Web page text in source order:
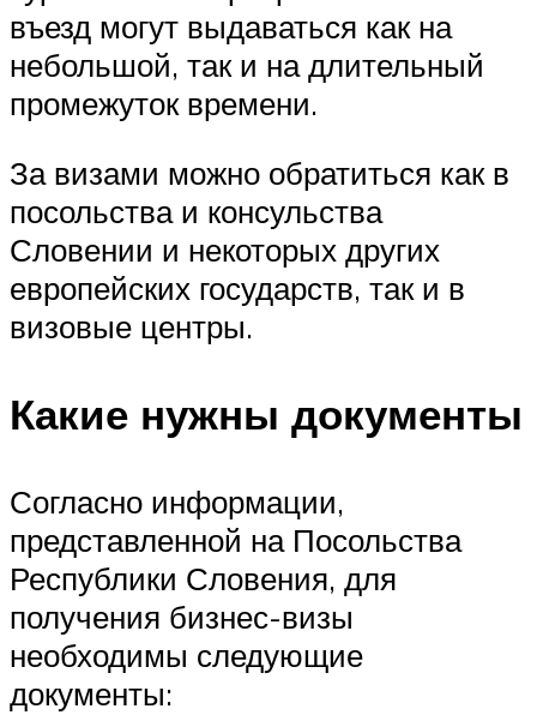
въезд могут выдаваться как на
небольшой, так и на длительный
промежуток времени.
За визами можно обратиться как в
посольства и консульства
Словении и некоторых других
европейских государств, так и в
визовые центры.
Какие нужны документы
Согласно информации,
представленной на Посольства
Республики Словения, для
получения бизнес-визы
необходимы следующие
документы: